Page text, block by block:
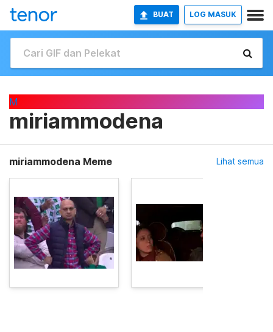
BUAT LOG MASUK
M
miriammodena
miriammodena Meme Lihat semua